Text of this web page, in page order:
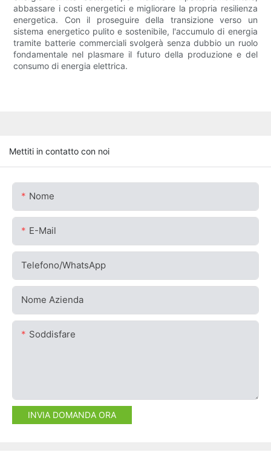
abbassare i costi energetici e migliorare la propria resilienza
energetica. Con il proseguire della transizione verso un
sistema energetico pulito e sostenibile, l'accumulo di energia
tramite batterie commerciali svolgerà senza dubbio un ruolo
fondamentale nel plasmare il futuro della produzione e del
consumo di energia elettrica.
Mettiti in contatto con noi
Nome
E-Mail
Telefono/WhatsApp
Nome Azienda
Soddisfare
INVIA DOMANDA ORA